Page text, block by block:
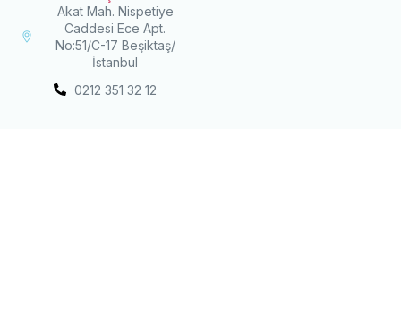
Akat Mah. Nispetiye
Caddesi Ece Apt.
No:51/C-17 Beşiktaş/
İstanbul
0212 351 32 12